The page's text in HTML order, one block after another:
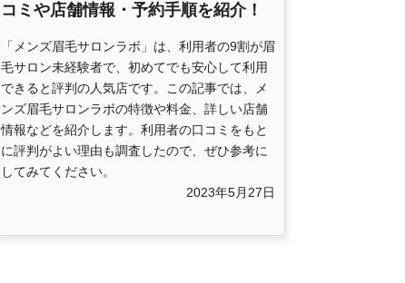
コミや店舗情報・予約手順を紹介！
「メンズ眉毛サロンラボ」は、利用者の9割が眉
毛サロン未経験者で、初めてでも安心して利用
できると評判の人気店です。この記事では、メ
ンズ眉毛サロンラボの特徴や料金、詳しい店舗
情報などを紹介します。利用者の口コミをもと
に評判がよい理由も調査したので、ぜひ参考に
してみてください。
2023年5月27日